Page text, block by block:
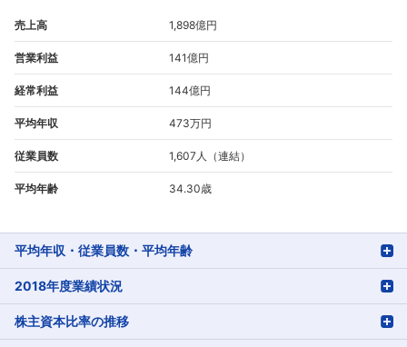
売上高 1,898億円
営業利益 141億円
経常利益 144億円
平均年収 473万円
従業員数 1,607人（連結）
平均年齢 34.30歳
平均年収・従業員数・平均年齢
2018年度業績状況
株主資本比率の推移